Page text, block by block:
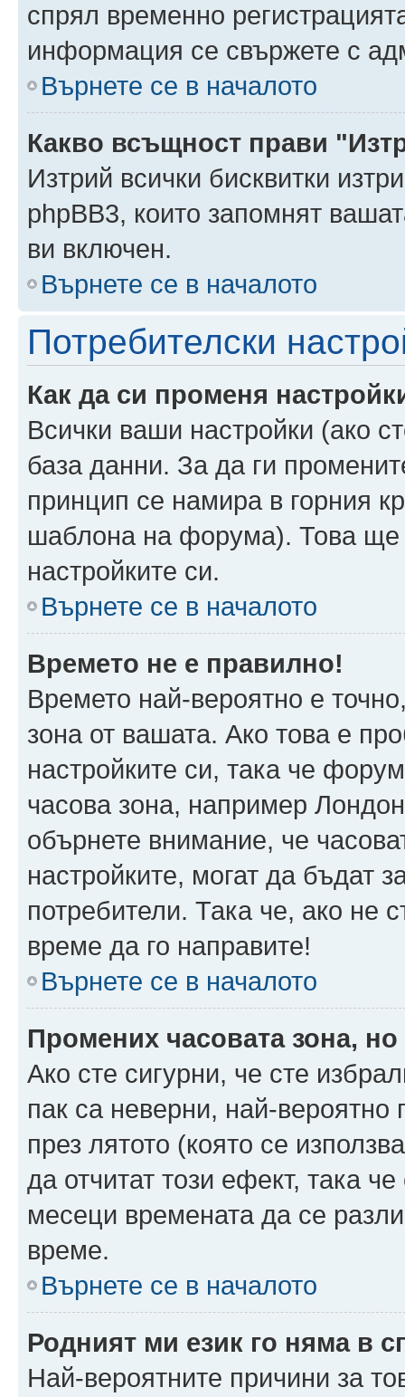
спрял временно
информация се свържете с
Върнете се в началото
Какво всъщност прави
Изтрий всички бисквитки
phpBB3, които запомнят
ви включен.
Върнете се в началото
Потребителски
Как да си променя
Всички ваши настройки (ако
база данни. За да ги
принцип се намира в горния
шаблона на форума). Това ще
настройките си.
Върнете се в началото
Времето не е правилно!
Времето най-вероятно е
зона от вашата. Ако това е
настройките си, така че
часова зона, например
обърнете внимание, че
настройките, могат да бъдат
потребители. Така че, ако не
време да го направите!
Върнете се в началото
Промених часовата зона,
Ако сте сигурни, че сте
пак са неверни, най-
през лятото (която се
да отчитат този ефект, така
месеци времената да се
време.
Върнете се в началото
Родният ми език го няма в
Най-вероятните причини за